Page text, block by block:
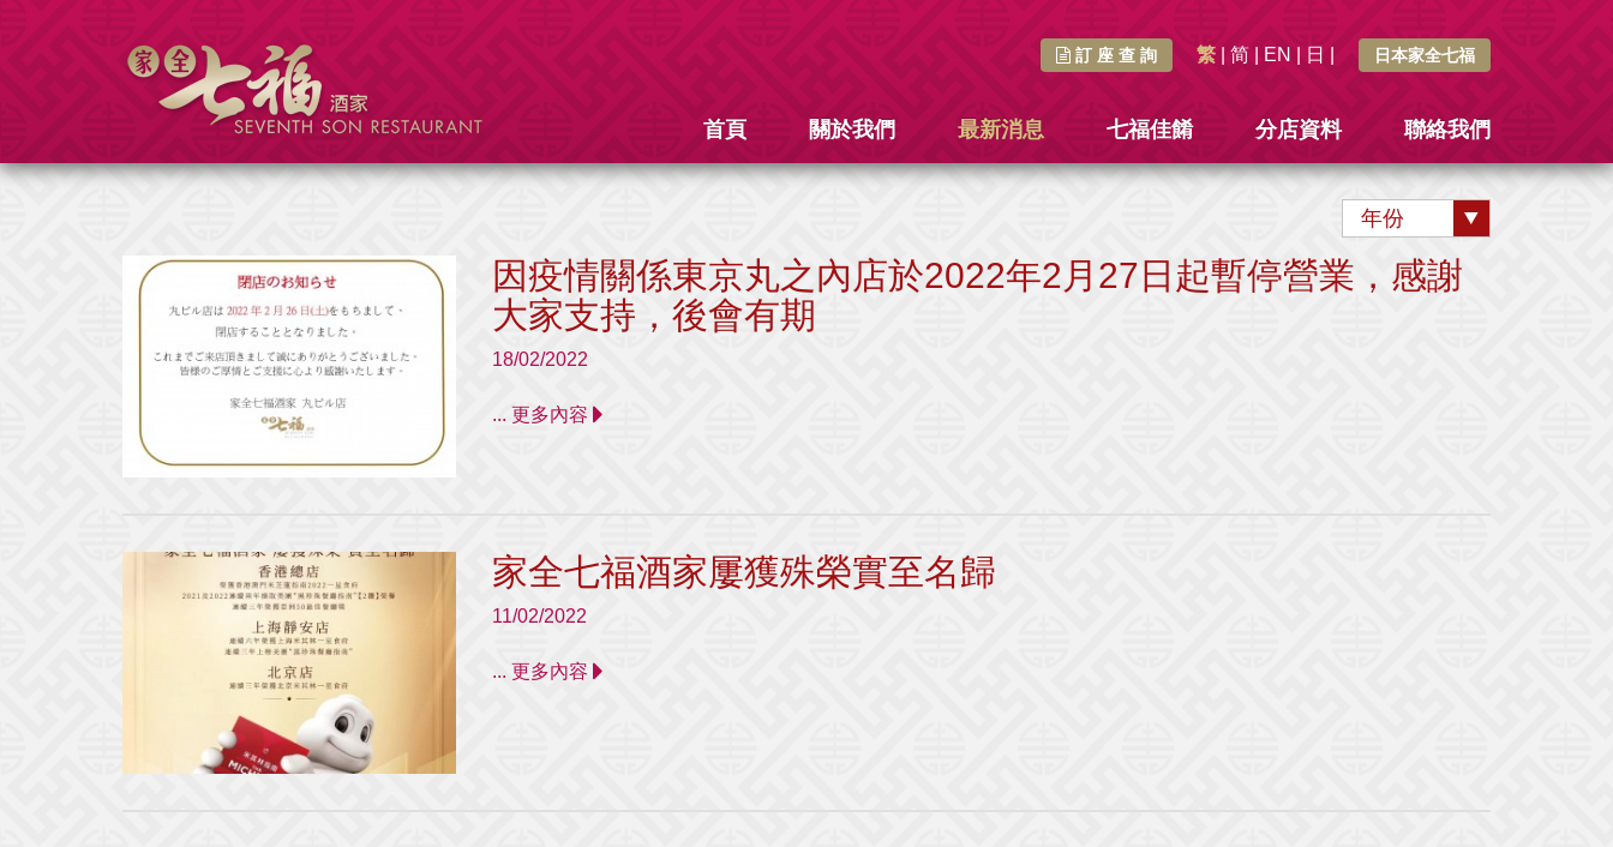
日本家全七福
繁 简 EN 日
訂 座 查 詢
首頁 關於我們 最新消息 七福佳餚 分店資料 聯絡我們
年份
因疫情關係東京丸之內店於2022年2月27日起暫停營業，感謝
大家支持，後會有期
18/02/2022
... 更多內容
家全七福酒家屢獲殊榮實至名歸
11/02/2022
... 更多內容